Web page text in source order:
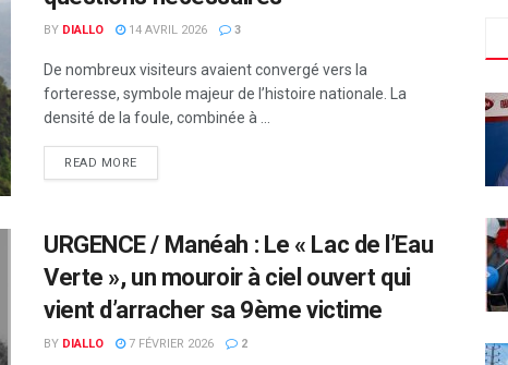
BY DIALLO 14 AVRIL 2026 3
De nombreux visiteurs avaient convergé vers la
forteresse, symbole majeur de l’histoire nationale. La
densité de la foule, combinée à ...
READ MORE
URGENCE / Manéah : Le « Lac de l’Eau
Verte », un mouroir à ciel ouvert qui
vient d’arracher sa 9ème victime
BY DIALLO 7 FÉVRIER 2026 2